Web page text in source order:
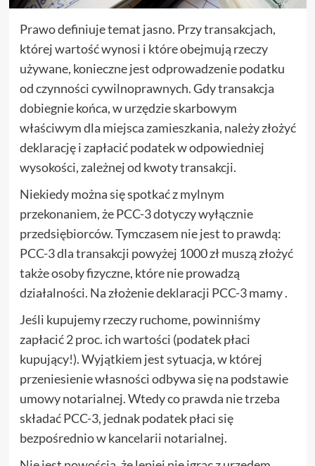
Prawo definiuje temat jasno. Przy transakcjach,
której wartość wynosi i które obejmują rzeczy
używane, konieczne jest odprowadzenie podatku
od czynności cywilnoprawnych. Gdy transakcja
dobiegnie końca, w urzędzie skarbowym
właściwym dla miejsca zamieszkania, należy złożyć
deklarację i zapłacić podatek w odpowiedniej
wysokości, zależnej od kwoty transakcji.
Niekiedy można się spotkać z mylnym
przekonaniem, że PCC-3 dotyczy wyłącznie
przedsiębiorców. Tymczasem nie jest to prawdą:
PCC-3 dla transakcji powyżej 1000 zł muszą złożyć
także osoby fizyczne, które nie prowadzą
działalności. Na złożenie deklaracji PCC-3 mamy .
Jeśli kupujemy rzeczy ruchome, powinniśmy
zapłacić 2 proc. ich wartości (podatek płaci
kupujący!). Wyjątkiem jest sytuacja, w której
przeniesienie własności odbywa się na podstawie
umowy notarialnej. Wtedy co prawda nie trzeba
składać PCC-3, jednak podatek płaci się
bezpośrednio w kancelarii notarialnej.